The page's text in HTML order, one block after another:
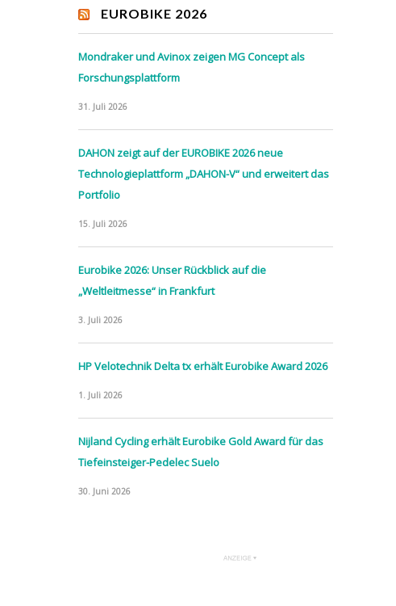
EUROBIKE 2026
Mondraker und Avinox zeigen MG Concept als
Forschungsplattform
31. Juli 2026
DAHON zeigt auf der EUROBIKE 2026 neue
Technologieplattform „DAHON-V“ und erweitert das
Portfolio
15. Juli 2026
Eurobike 2026: Unser Rückblick auf die
„Weltleitmesse“ in Frankfurt
3. Juli 2026
HP Velotechnik Delta tx erhält Eurobike Award 2026
1. Juli 2026
Nijland Cycling erhält Eurobike Gold Award für das
Tiefeinsteiger-Pedelec Suelo
30. Juni 2026